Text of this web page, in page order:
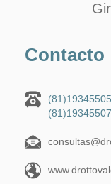
Contacto
(81)19345505
(81)19345507